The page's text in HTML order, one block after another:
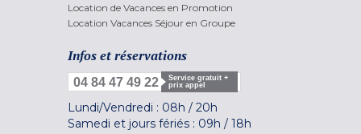
Location de Vacances en Promotion
Location Vacances Séjour en Groupe
Infos et réservations
04 84 47 49 22
Service gratuit +
prix appel
Lundi/Vendredi : 08h / 20h
Samedi et jours fériés : 09h / 18h